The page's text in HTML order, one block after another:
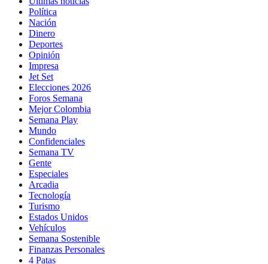
Política
Nación
Dinero
Deportes
Opinión
Impresa
Jet Set
Elecciones 2026
Foros Semana
Mejor Colombia
Semana Play
Mundo
Confidenciales
Semana TV
Gente
Especiales
Arcadia
Tecnología
Turismo
Estados Unidos
Vehículos
Semana Sostenible
Finanzas Personales
4 Patas